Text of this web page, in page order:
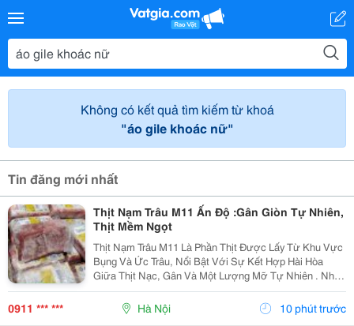
Không có kết quả tìm kiếm từ khoá
"áo gile khoác nữ"
Tin đăng mới nhất
Thịt Nạm Trâu M11 Ấn Độ :Gân Giòn Tự Nhiên,
Thịt Mềm Ngọt
Thịt Nạm Trâu M11 Là Phần Thịt Được Lấy Từ Khu Vực
Bụng Và Ức Trâu, Nổi Bật Với Sự Kết Hợp Hài Hòa
Giữa Thịt Nạc, Gân Và Một Lượng Mỡ Tự Nhiên . Nhờ
Vậy, Nạm Trâu Có Độ Mềm Ngọt Của Thịt, Xen Lẫn Độ
Giòn Dai Hấp Dẫn Của Gân, Khi Chế Biến Đậm Vị
Nhưng...
0911 *** *** Hà Nội 10 phút trước